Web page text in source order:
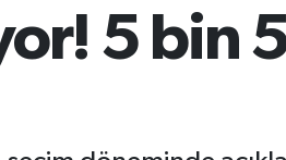
5 bin